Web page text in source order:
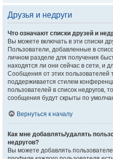
Друзья и недруги
Что означают списки друзей и
Вы можете включать в эти списки
Пользователи, добавленные в
личном разделе для получения
находятся ли они сейчас в сети, и
Сообщения от этих пользователей
поддерживается стилем
пользователей в список недругов,
сообщения будут скрыты по
Вернуться к началу
Как мне добавлять/удалять
недругов?
Вы можете добавлять